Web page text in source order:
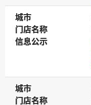
城市
城市
门店名称
门店名称
信息公示
信息公示
城市
城市
门店名称
门店名称